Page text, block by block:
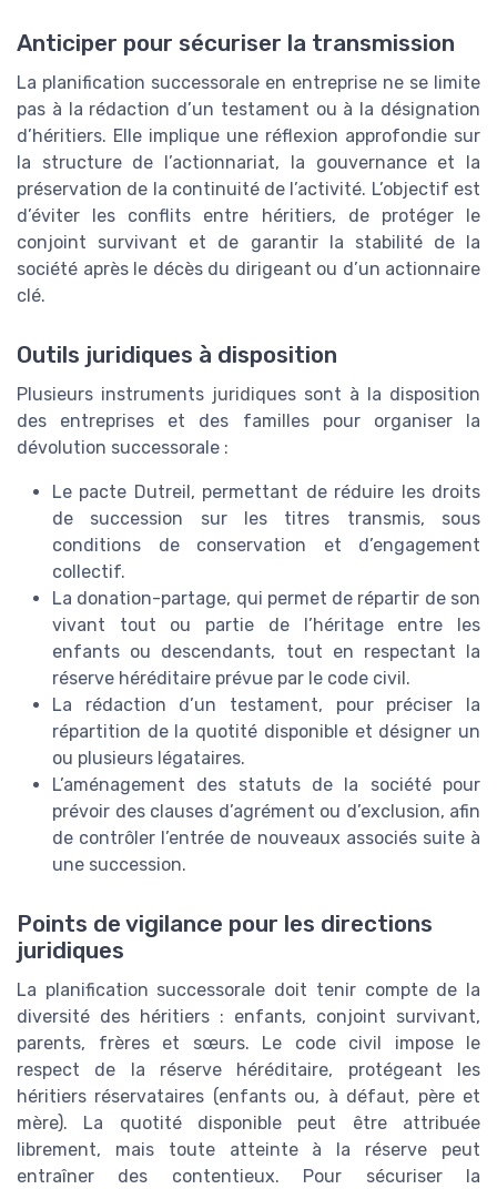
Anticiper pour sécuriser la transmission
La planification successorale en entreprise ne se limite
pas à la rédaction d’un testament ou à la désignation
d’héritiers. Elle implique une réflexion approfondie sur
la structure de l’actionnariat, la gouvernance et la
préservation de la continuité de l’activité. L’objectif est
d’éviter les conflits entre héritiers, de protéger le
conjoint survivant et de garantir la stabilité de la
société après le décès du dirigeant ou d’un actionnaire
clé.
Outils juridiques à disposition
Plusieurs instruments juridiques sont à la disposition
des entreprises et des familles pour organiser la
dévolution successorale :
Le pacte Dutreil, permettant de réduire les droits
de succession sur les titres transmis, sous
conditions de conservation et d’engagement
collectif.
La donation-partage, qui permet de répartir de son
vivant tout ou partie de l’héritage entre les
enfants ou descendants, tout en respectant la
réserve héréditaire prévue par le code civil.
La rédaction d’un testament, pour préciser la
répartition de la quotité disponible et désigner un
ou plusieurs légataires.
L’aménagement des statuts de la société pour
prévoir des clauses d’agrément ou d’exclusion, afin
de contrôler l’entrée de nouveaux associés suite à
une succession.
Points de vigilance pour les directions
juridiques
La planification successorale doit tenir compte de la
diversité des héritiers : enfants, conjoint survivant,
parents, frères et sœurs. Le code civil impose le
respect de la réserve héréditaire, protégeant les
héritiers réservataires (enfants ou, à défaut, père et
mère). La quotité disponible peut être attribuée
librement, mais toute atteinte à la réserve peut
entraîner des contentieux. Pour sécuriser la